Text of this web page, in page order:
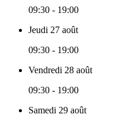
09:30 - 19:00
Jeudi 27 août
09:30 - 19:00
Vendredi 28 août
09:30 - 19:00
Samedi 29 août